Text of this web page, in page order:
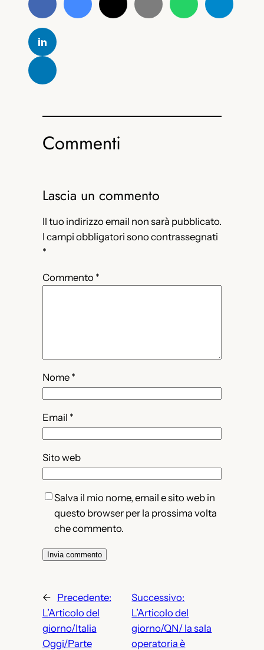
Commenti
Lascia un commento
Il tuo indirizzo email non sarà pubblicato.
I campi obbligatori sono contrassegnati
*
Commento *
Nome *
Email *
Sito web
Salva il mio nome, email e sito web in
questo browser per la prossima volta
che commento.
←
Precedente:
L’Articolo del
giorno/Italia
Oggi/Parte
Successivo:
L’Articolo del
giorno/QN/ la sala
operatoria è